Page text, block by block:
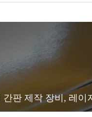
판 제작 장비, 레